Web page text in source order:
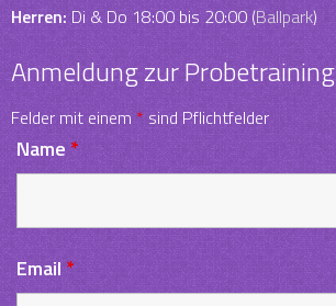
Herren:Di & Do 18:00 bis 20:00 (Ballpark)
Anmeldung zur Probetraining
Felder mit einem *sind Pflichtfelder
Name *
Email*